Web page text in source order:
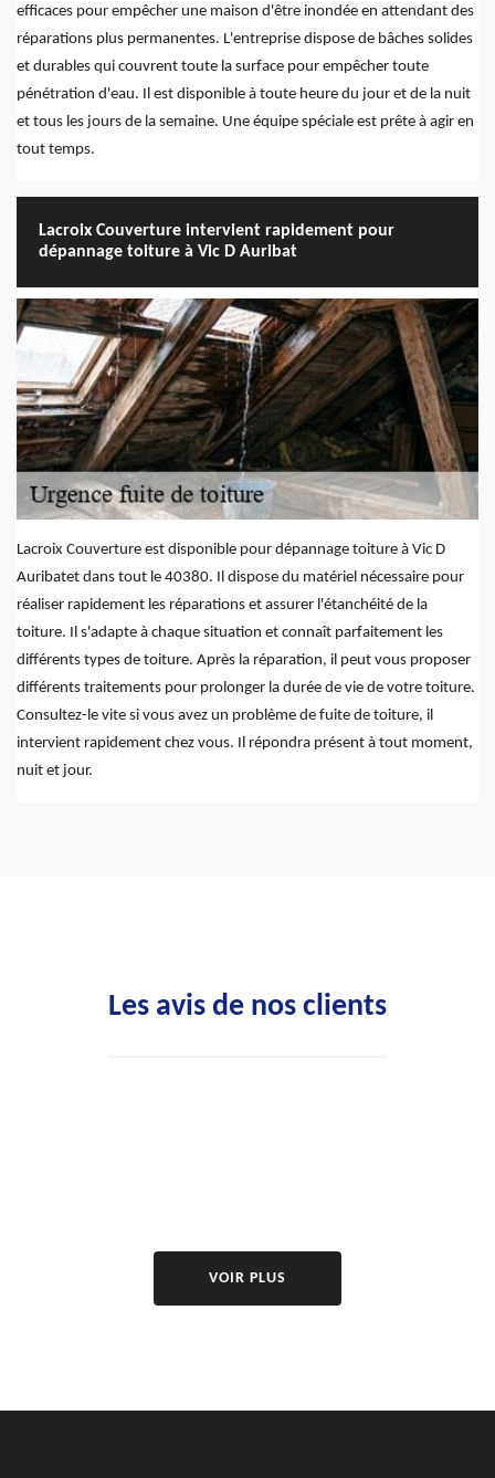
efficaces pour empêcher une maison d'être inondée en attendant des
réparations plus permanentes. L'entreprise dispose de bâches solides
et durables qui couvrent toute la surface pour empêcher toute
pénétration d'eau. Il est disponible à toute heure du jour et de la nuit
et tous les jours de la semaine. Une équipe spéciale est prête à agir en
tout temps.
Lacroix Couverture intervient rapidement pour
dépannage toiture à Vic D Auribat
Lacroix Couverture est disponible pour dépannage toiture à Vic D
Auribatet dans tout le 40380. Il dispose du matériel nécessaire pour
réaliser rapidement les réparations et assurer l'étanchéité de la
toiture. Il s'adapte à chaque situation et connaît parfaitement les
différents types de toiture. Après la réparation, il peut vous proposer
différents traitements pour prolonger la durée de vie de votre toiture.
Consultez-le vite si vous avez un problème de fuite de toiture, il
intervient rapidement chez vous. Il répondra présent à tout moment,
nuit et jour.
Les avis de nos clients
VOIR PLUS